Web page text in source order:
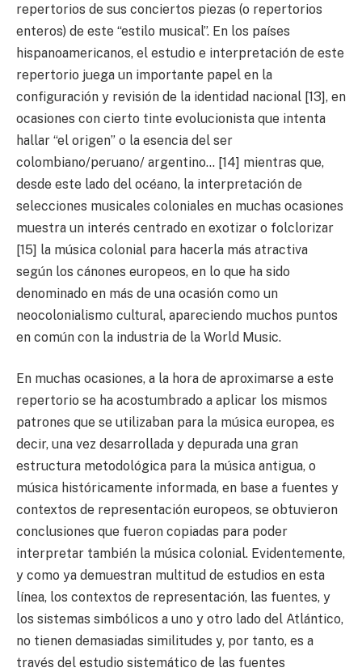
repertorios de sus conciertos piezas (o repertorios
enteros) de este “estilo musical”. En los países
hispanoamericanos, el estudio e interpretación de este
repertorio juega un importante papel en la
configuración y revisión de la identidad nacional [13], en
ocasiones con cierto tinte evolucionista que intenta
hallar “el origen” o la esencia del ser
colombiano/peruano/ argentino… [14] mientras que,
desde este lado del océano, la interpretación de
selecciones musicales coloniales en muchas ocasiones
muestra un interés centrado en exotizar o folclorizar
[15] la música colonial para hacerla más atractiva
según los cánones europeos, en lo que ha sido
denominado en más de una ocasión como un
neocolonialismo cultural, apareciendo muchos puntos
en común con la industria de la World Music.
En muchas ocasiones, a la hora de aproximarse a este
repertorio se ha acostumbrado a aplicar los mismos
patrones que se utilizaban para la música europea, es
decir, una vez desarrollada y depurada una gran
estructura metodológica para la música antigua, o
música históricamente informada, en base a fuentes y
contextos de representación europeos, se obtuvieron
conclusiones que fueron copiadas para poder
interpretar también la música colonial. Evidentemente,
y como ya demuestran multitud de estudios en esta
línea, los contextos de representación, las fuentes, y
los sistemas simbólicos a uno y otro lado del Atlántico,
no tienen demasiadas similitudes y, por tanto, es a
través del estudio sistemático de las fuentes